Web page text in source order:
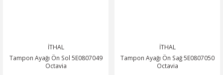
İTHAL
Tampon Ayağı Ön Sol 5E0807049
Octavia
İTHAL
Tampon Ayağı Ön Sağ 5E0807050
Octavia